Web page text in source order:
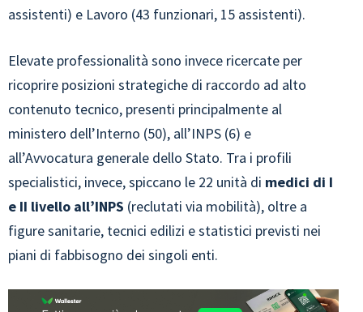
assistenti) e Lavoro (43 funzionari, 15 assistenti).
Elevate professionalità sono invece ricercate per
ricoprire posizioni strategiche di raccordo ad alto
contenuto tecnico, presenti principalmente al
ministero dell’Interno (50), all’INPS (6) e
all’Avvocatura generale dello Stato. Tra i profili
specialistici, invece, spiccano le 22 unità di medici di I
e II livello all’INPS (reclutati via mobilità), oltre a
figure sanitarie, tecnici edilizi e statistici previsti nei
piani di fabbisogno dei singoli enti.